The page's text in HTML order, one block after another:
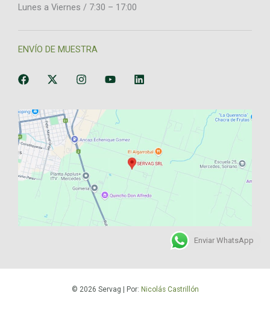
Lunes a Viernes / 7:30 – 17:00
ENVÍO DE MUESTRA
© 2026 Servag | Por: Nicolás Castrillón
Enviar WhatsApp